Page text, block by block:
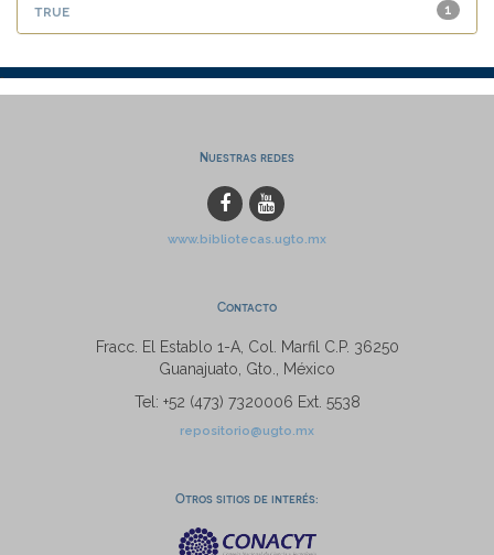
1
true
Nuestras redes
www.bibliotecas.ugto.mx
Contacto
Fracc. El Establo 1-A, Col. Marfil C.P. 36250
Guanajuato, Gto., México
Tel: +52 (473) 7320006 Ext. 5538
repositorio@ugto.mx
Otros sitios de interés: